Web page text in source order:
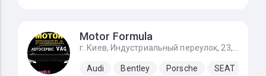
Motor Formula
Audi Bentley Porsche SEAT